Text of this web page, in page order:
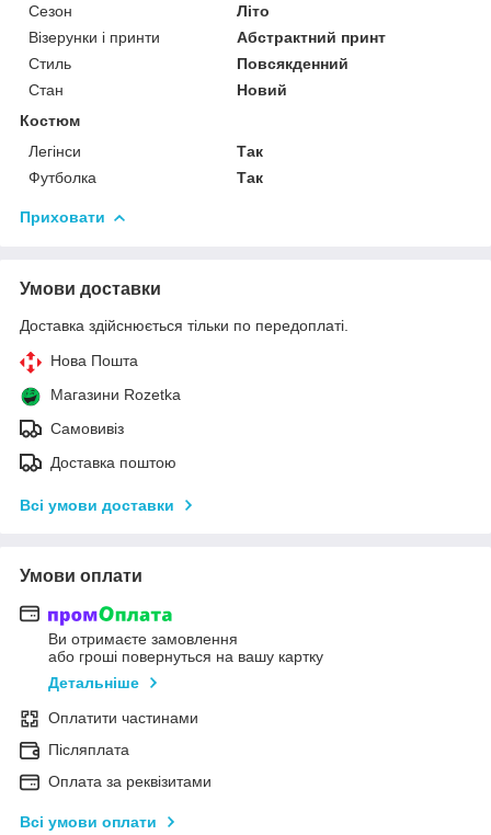
Сезон
Літо
Візерунки і принти
Абстрактний принт
Стиль
Повсякденний
Стан
Новий
Костюм
Легінси
Так
Футболка
Так
Приховати
Умови доставки
Доставка здійснюється тільки по передоплаті.
Нова Пошта
Магазини Rozetka
Самовивіз
Доставка поштою
Всі умови доставки
Умови оплати
Ви отримаєте замовлення
або гроші повернуться на вашу картку
Детальніше
Оплатити частинами
Післяплата
Оплата за реквізитами
Всі умови оплати